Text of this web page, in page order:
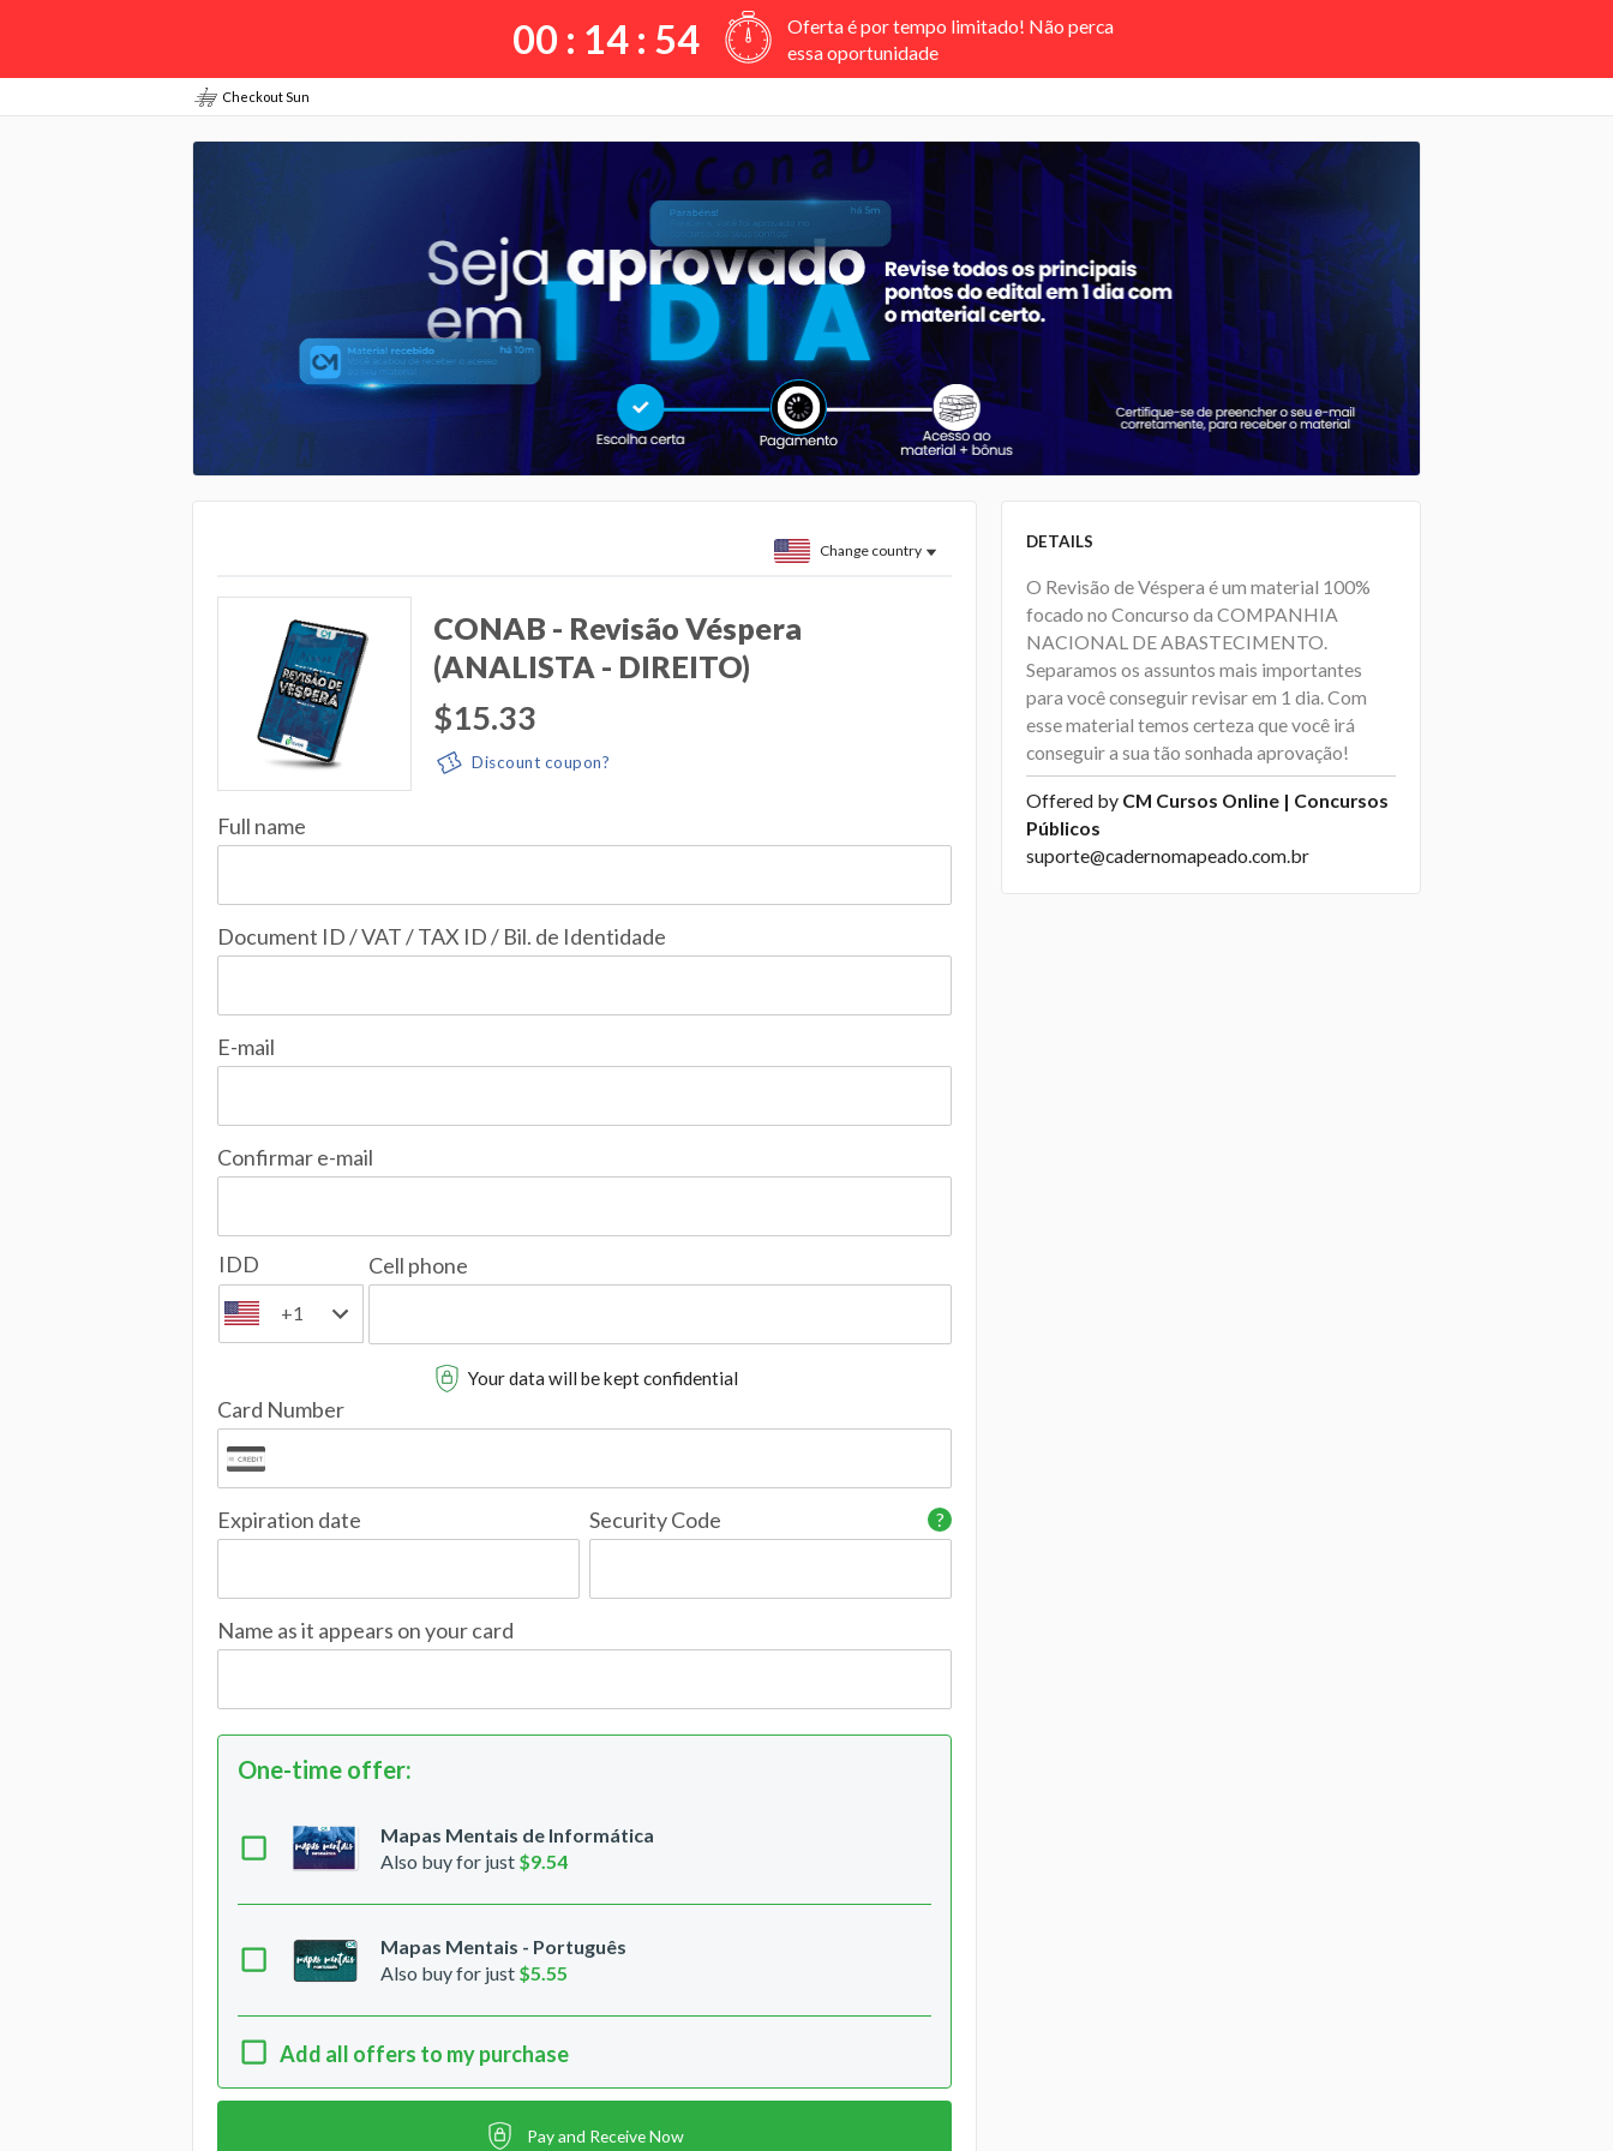
00 : 14: 53
Oferta é por tempo limitado! Não perca
essa oportunidade
Checkout Sun
Change country
CONAB - Revisão Véspera
(ANALISTA - DIREITO)
$15.33
Discount coupon?
Full name
Document ID / VAT / TAX ID / Bil. de Identidade
E-mail
Confirmar e-mail
IDD
+1
Cell phone
Your data will be kept confidential
Card Number
Expiration date ?
Security Code
Name as it appears on your card
One-time offer:
Mapas Mentais de Informática
Also buy for just $9.54
Mapas Mentais - Português
Also buy for just $5.55
Add all offers to my purchase
Pay and Receive Now
DETAILS
O Revisão de Véspera é um material 100%
focado no Concurso da COMPANHIA
NACIONAL DE ABASTECIMENTO.
Separamos os assuntos mais importantes
para você conseguir revisar em 1 dia. Com
esse material temos certeza que você irá
conseguir a sua tão sonhada aprovação!
Offered by CM Cursos Online | Concursos
Públicos
suporte@cadernomapeado.com.br